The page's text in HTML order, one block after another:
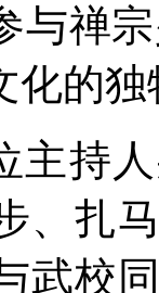
与禅
化的
主持
、扎
武校